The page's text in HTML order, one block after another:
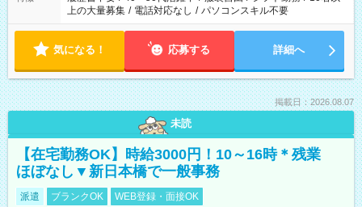
上の大量募集 / 電話対応なし / パソコンスキル不要
気になる！ 応募する 詳細へ
掲載日：2026.08.07
未読
【在宅勤務OK】時給3000円！10～16時＊残業
ほぼなし▼新日本橋で一般事務
派遣 ブランクOK WEB登録・面接OK